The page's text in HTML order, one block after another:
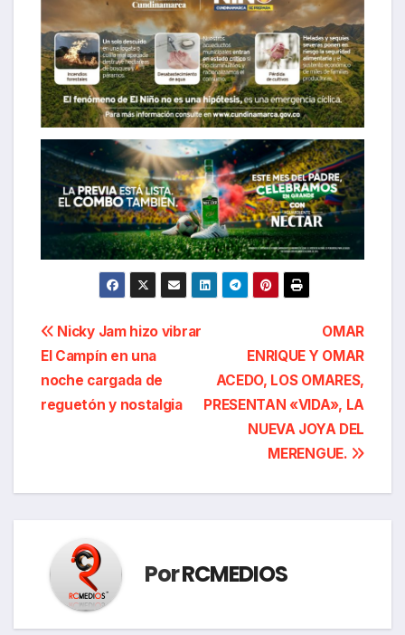
Navegación
de
entradas
OMAR
ENRIQUE Y OMAR
ACEDO, LOS OMARES,
PRESENTAN «VIDA», LA
NUEVA JOYA DEL
MERENGUE.
Nicky Jam hizo vibrar
El Campín en una
noche cargada de
reguetón y nostalgia
PorRCMEDIOS